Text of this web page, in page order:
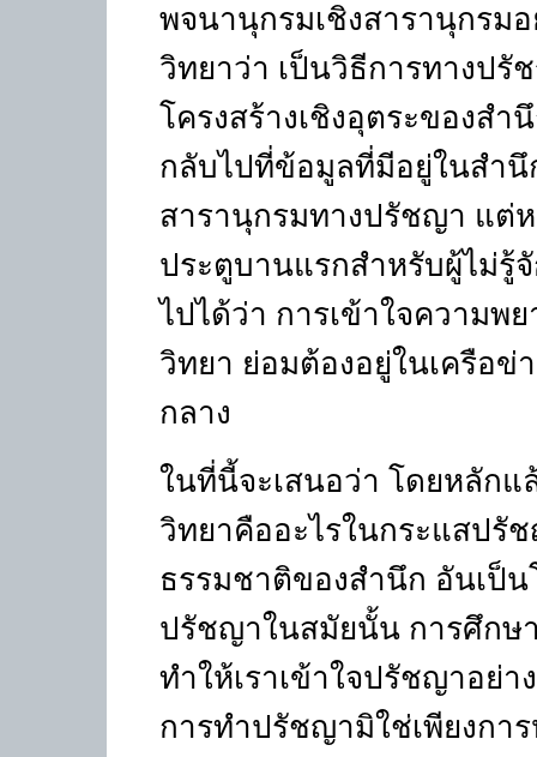
พจนานุกรมเชิงสารานุกรม
วิทยาว่า เป็นวิธีการทางปรั
โครงสร้างเชิงอุตระของส
กลับไปที่ข้อมูลที่มีอยู่ในสำ
สารานุกรมทางปรัชญา แต่
ประตูบานแรกสำหรับผู้ไม่รู้
ไปได้ว่า การเข้าใจความ
วิทยา ย่อมต้องอยู่ในเครือข่
กลาง
ในที่นี้จะเสนอว่า โดยหลัก
วิทยาคืออะไรในกระแสปรั
ธรรมชาติของสำนึก อันเป็น
ปรัชญาในสมัยนั้น การศึกษ
ทำให้เราเข้าใจปรัชญาอย่
การทำปรัชญามิใช่เพียงกา